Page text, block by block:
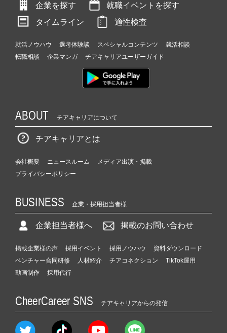
企業を探す
就職イベントを探す
タイムライン
適性検査
就活ノウハウ 選考体験談 スペシャルコンテンツ
就活相談
転職相談
企業マンガ チアキャリアユーザーガイド
ABOUT チアキャリアについて
チアキャリアとは
会社概要 ニュースルーム
メディア出演・掲載
プライバシーポリシー
BUSINESS 企業・採用担当者様
企業担当者様へ 掲載のお問い合わせ
掲載企業様の声 採用イベント 採用ノウハウ
資料ダウンロード
ベンチャー合同研修
人材紹介 チアコネクション
TikTok運用
動画制作
採用代行
CheerCareer SNS チアキャリアからの発信